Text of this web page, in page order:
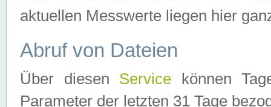
aktuellen Messwerte liegen hier
Abruf von Dateien
Über diesen Service können
Parameter der letzten 31 Tage